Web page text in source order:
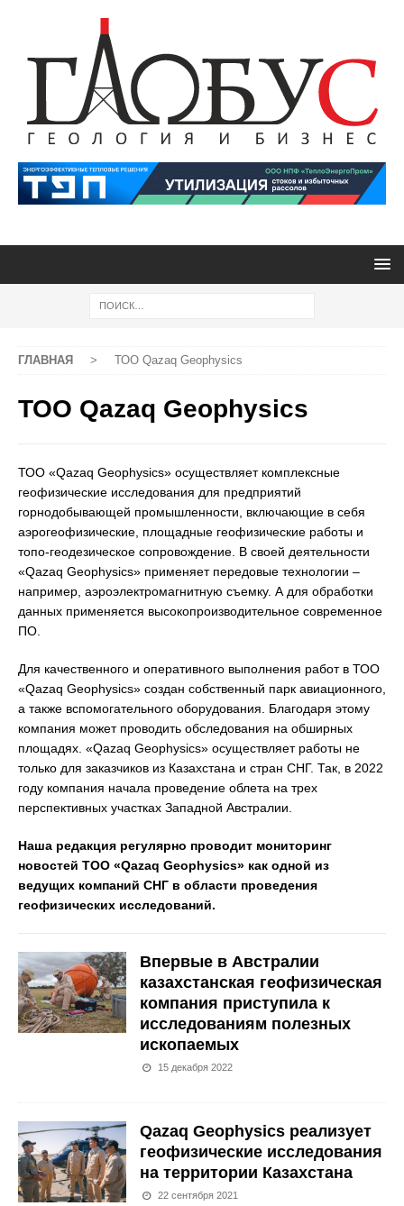
ГЛАВНАЯ > ТОО Qazaq Geophysics
ТОО Qazaq Geophysics
ТОО «Qazaq Geophysics» осуществляет комплексные
геофизические исследования для предприятий
горнодобывающей промышленности, включающие в себя
аэрогеофизические, площадные геофизические работы и
топо-геодезическое сопровождение. В своей деятельности
«Qazaq Geophysics» применяет передовые технологии –
например, аэроэлектромагнитную съемку. А для обработки
данных применяется высокопроизводительное современное
ПО.
Для качественного и оперативного выполнения работ в ТОО
«Qazaq Geophysics» создан собственный парк авиационного,
а также вспомогательного оборудования. Благодаря этому
компания может проводить обследования на обширных
площадях. «Qazaq Geophysics» осуществляет работы не
только для заказчиков из Казахстана и стран СНГ. Так, в 2022
году компания начала проведение облета на трех
перспективных участках Западной Австралии.
Наша редакция регулярно проводит мониторинг
новостей ТОО «Qazaq Geophysics» как одной из
ведущих компаний СНГ в области проведения
геофизических исследований.
Впервые в Австралии
казахстанская геофизическая
компания приступила к
исследованиям полезных
ископаемых
15 декабря 2022
Qazaq Geophysics реализует
геофизические исследования
на территории Казахстана
22 сентября 2021